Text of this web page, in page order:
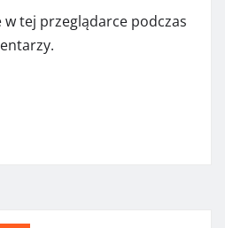
tej przeglądarce podczas